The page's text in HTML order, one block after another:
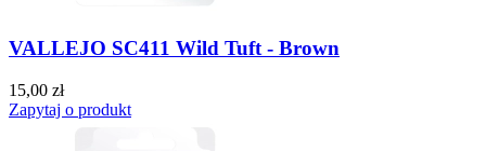
VALLEJO SC411 Wild Tuft - Brown
15,00 zł
Zapytaj o produkt